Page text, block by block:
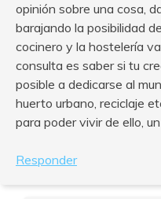
opinión sobre una cosa,
barajando la posibilidad
cocinero y la hostelería
consulta es saber si tu
posible a dedicarse al
huerto urbano, reciclaje
para poder vivir de ello,
Responder